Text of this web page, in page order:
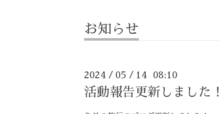
お知らせ
2024 / 05 / 14 08:10
活動報告更新しました！